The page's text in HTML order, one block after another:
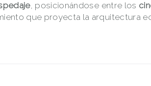
, posicionándose entre los
que proyecta la arquitectura